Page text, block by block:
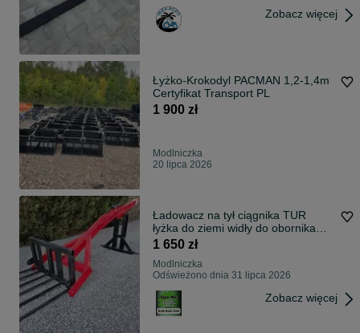
Zobacz więcej
Łyżko-Krokodyl PACMAN 1,2-1,4m
Certyfikat Transport PL
1 900 zł
Modlniczka
20 lipca 2026
Ładowacz na tył ciągnika TUR
łyżka do ziemi widły do obornika
DOWÓZ
1 650 zł
Modlniczka
Odświeżono dnia 31 lipca 2026
Zobacz więcej